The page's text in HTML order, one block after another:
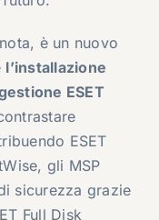
è un nuovo
l’installazione
ESET
ESET
gli MSP
sicurezza grazie
Full Disk